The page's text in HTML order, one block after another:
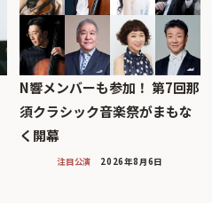
N響メンバーも参加！ 第7回那
須クラシック音楽祭がまもな
く開幕
注目公演 2026年8月6日